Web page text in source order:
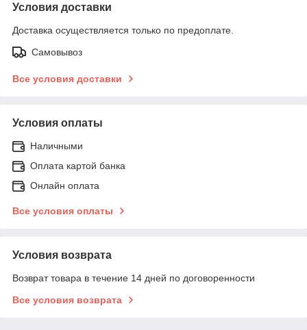
Условия доставки
Доставка осуществляется только по предоплате.
Самовывоз
Все условия доставки
Условия оплаты
Наличными
Оплата картой банка
Онлайн оплата
Все условия оплаты
Условия возврата
Возврат товара в течение 14 дней по договоренности
Все условия возврата